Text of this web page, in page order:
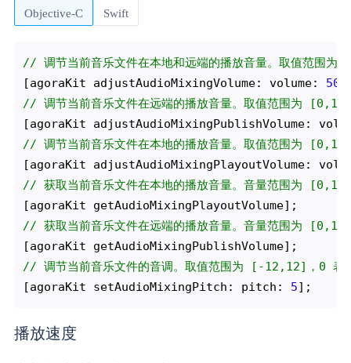
Objective-C Swift
// 调节当前音乐文件在本地和远端的播放音量。取值范围
[agoraKit adjustAudioMixingVolume: volume: 50
// 调节当前音乐文件在远端的播放音量。取值范围为
[agoraKit adjustAudioMixingPublishVolume:
// 调节当前音乐文件在本地的播放音量。取值范围为
[agoraKit adjustAudioMixingPlayoutVolume:
// 获取当前音乐文件在本地的播放音量。音量范围为
// 获取当前音乐文件在远端的播放音量。音量范围为
// 调节当前音乐文件的音调。取值范围为 [-12,12]，0 表
[agoraKit setAudioMixingPitch: pitch: 5
播放速度